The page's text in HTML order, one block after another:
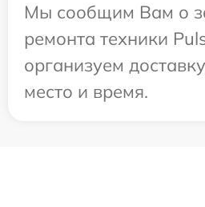
Мы сообщим Вам о
ремонта техники
организуем
место и время.